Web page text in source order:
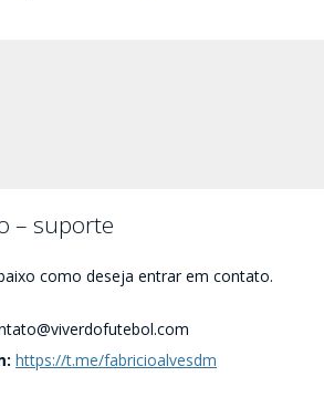
– suporte
como deseja entrar em contato.
https://t.me/fabricioalvesdm